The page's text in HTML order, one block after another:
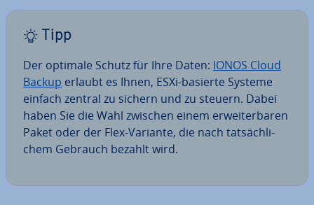
Tipp
Der optimale Schutz für Ihre Daten: IONOS Cloud
Backup erlaubt es Ihnen, ESXi-basierte Systeme
einfach zentral zu sichern und zu steuern. Dabei
haben Sie die Wahl zwischen einem er­wei­ter­ba­ren
Paket oder der Flex-Variante, die nach tat­säch­li­
chem Gebrauch bezahlt wird.